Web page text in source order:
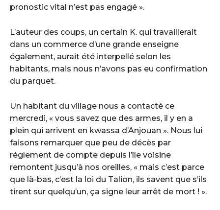
pronostic vital n’est pas engagé ».
L’auteur des coups, un certain K. qui travaillerait
dans un commerce d’une grande enseigne
également, aurait été interpellé selon les
habitants, mais nous n’avons pas eu confirmation
du parquet.
Un habitant du village nous a contacté ce
mercredi, « vous savez que des armes, il y en a
plein qui arrivent en kwassa d’Anjouan ». Nous lui
faisons remarquer que peu de décès par
règlement de compte depuis l’île voisine
remontent jusqu’à nos oreilles, « mais c’est parce
que là-bas, c’est la loi du Talion, ils savent que s’ils
tirent sur quelqu’un, ça signe leur arrêt de mort ! ».